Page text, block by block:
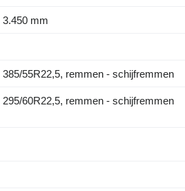
3.450 mm
385/55R22,5, remmen - schijfremmen
295/60R22,5, remmen - schijfremmen